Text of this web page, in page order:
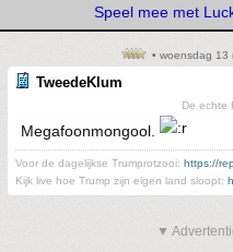
Speel mee met
• woensdag 13
TweedeKlum
De echte
Megafoonmongool.
Voor de dagelijkse Trumprotzooi: https://
Kijk live hoe Trump zijn eigen land sloopt:
▼